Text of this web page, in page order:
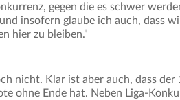
gegen die es schwer
insofern glaube ich auch, dass
hier zu bleiben."
nicht. Klar ist aber auch, dass der
ohne Ende hat. Neben Liga-